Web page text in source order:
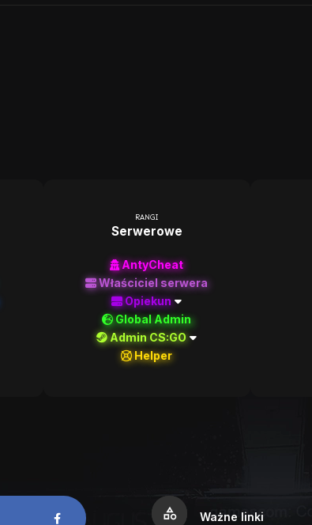
RANGI
Serwerowe
AntyCheat
Właściciel serwera
Opiekun
Global Admin
Admin CS:GO
Helper
category Ważne linki